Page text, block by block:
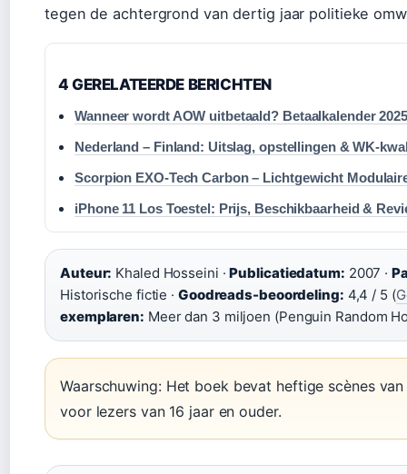
tegen de achtergrond van dertig jaar politieke
4 GERELATEERDE BERICHTEN
Wanneer wordt AOW uitbetaald? Betaalkalender
Nederland – Finland: Uitslag, opstellingen & WK-
Scorpion EXO-Tech Carbon – Lichtgewicht
iPhone 11 Los Toestel: Prijs, Beschikbaarheid &
Auteur: Khaled Hosseini ·Publicatiedatum: 2007 ·
Historische fictie · Goodreads-beoordeling: 4,4 / 5 (
exemplaren: Meer dan 3 miljoen (Penguin Random
Waarschuwing: Het boek bevat heftige scènes
voor lezers van 16 jaar en ouder.